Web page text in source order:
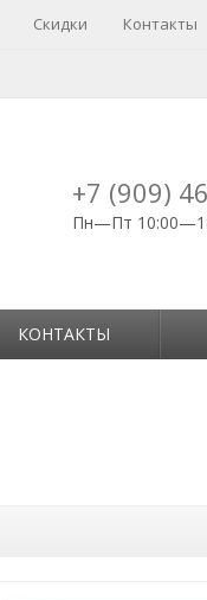
Скидки Контакты
+7 (909)
Пн—Пт
КОНТАКТЫ